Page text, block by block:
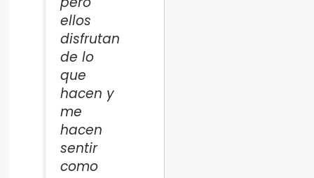
ellos
disfrutan
de lo
que
hacen y
me
hacen
sentir
como